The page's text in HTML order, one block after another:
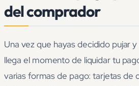
del comprador
Una vez que hayas decidido pujar y
llega el momento de liquidar tu
varias formas de pago: tarjetas de